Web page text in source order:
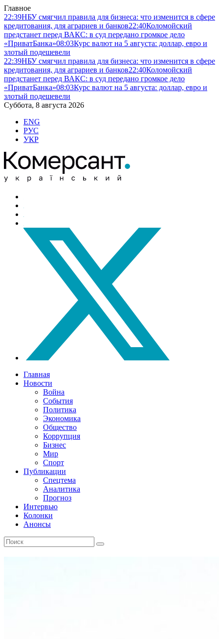
Главное
22:39НБУ смягчил правила для бизнеса: что изменится в сфере
кредитования, для аграриев и банков22:40Коломойский
предстанет перед ВАКС: в суд передано громкое дело
«ПриватБанка»08:03Курс валют на 5 августа: доллар, евро и
злотый подешевели
22:39НБУ смягчил правила для бизнеса: что изменится в сфере
кредитования, для аграриев и банков22:40Коломойский
предстанет перед ВАКС: в суд передано громкое дело
«ПриватБанка»08:03Курс валют на 5 августа: доллар, евро и
злотый подешевели
Суббота, 8 августа 2026
ENG
РУС
УКР
Главная
Новости
Война
События
Политика
Экономика
Общество
Коррупция
Бизнес
Мир
Спорт
Публикации
Спецтема
Аналитика
Прогноз
Интервью
Колонки
Анонсы